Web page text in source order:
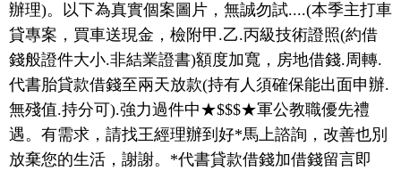
辦理)。以下為真實個案圖片，無誠勿試....(本季主打車
貸專案，買車送現金，檢附甲.乙.丙級技術證照(約借
錢般證件大小.非結業證書)額度加寬，房地借錢.周轉.
代書胎貸款借錢至兩天放款(持有人須確保能出面申辦.
無殘值.持分可).強力過件中★$$$★軍公教職優先禮
遇。有需求，請找王經理辦到好*馬上諮詢，改善也別
放棄您的生活，謝謝。*代書貸款借錢加借錢留言即